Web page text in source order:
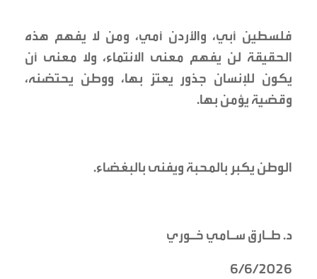
فلسطين أبي، والأردن أمي، ومن لا يفهم هذه
الحقيقة لن يفهم معنى الانتماء، ولا معنى أن
يكون للإنسان جذور يعتز بها، ووطن يحتضنه،
وقضية يؤمن بها.
الوطن يكبر بالمحبة ويفنى بالبغضاء.
د. طـارق سـامي خـوري
6/6/2026